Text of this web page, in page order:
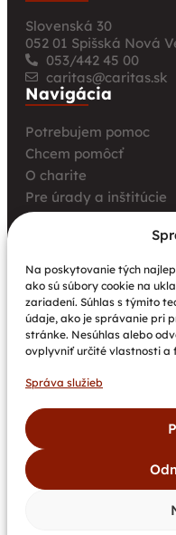
Na poskytovanie tých
ako sú súbory cookie na
zariadení. Súhlas s týmito
údaje, ako je správanie pri
stránke. Nesúhlas alebo
ovplyvniť určité vlastnosti a
Správa služieb
Slovenská 30
052 01 Spišská Nová
053/442 45 00
caritas@caritas.sk
Navigácia
Potrebujem pomoc
Chcem pomôcť
O charite
Pre úrady a inštitúcie
Farské charity
Aktuality
Charita bez hraníc:
charity a Krakowskej
nové pohľady na
Nové petangové
pohyb a komunitu
tretích krajín vrátane